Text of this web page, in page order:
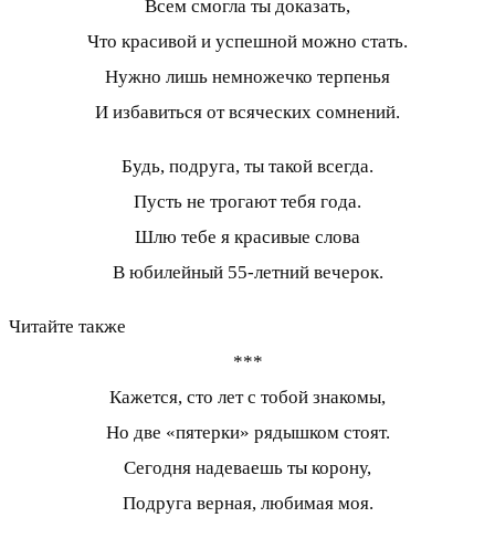
Всем смогла ты доказать,
Что красивой и успешной можно стать.
Нужно лишь немножечко терпенья
И избавиться от всяческих сомнений.
Будь, подруга, ты такой всегда.
Пусть не трогают тебя года.
Шлю тебе я красивые слова
В юбилейный 55-летний вечерок.
Читайте также
***
Кажется, сто лет с тобой знакомы,
Но две «пятерки» рядышком стоят.
Сегодня надеваешь ты корону,
Подруга верная, любимая моя.